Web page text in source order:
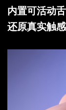
内置可活动
还原真实触感